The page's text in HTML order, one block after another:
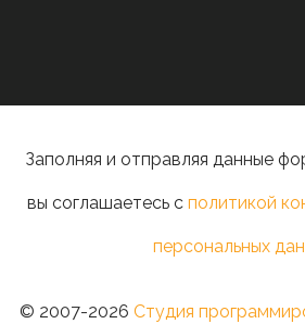
Заполняя и отправляя данные
вы соглашаетесь с политикой
персональных
© 2007-2026 Студия